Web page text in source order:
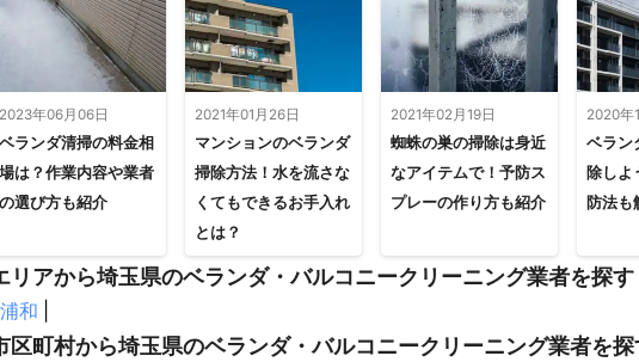
2023年06月06日
ベランダ清掃の料金相
場は？作業内容や業者
の選び方も紹介
2021年01月26日
マンションのベランダ
掃除方法！水を流さな
くてもできるお手入れ
とは？
2021年02月19日
蜘蛛の巣の掃除は身近
なアイテムで！予防ス
プレーの作り方も紹介
2020年
ベラン
除しよ
防法も
リアから埼玉県のベランダ・バルコニークリーニング業者を探す
浦和
区町村から埼玉県のベランダ・バルコニークリーニング業者を探